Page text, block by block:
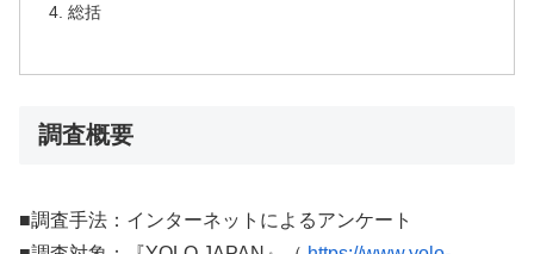
総括
調査概要
■調査手法：インターネットによるアンケート